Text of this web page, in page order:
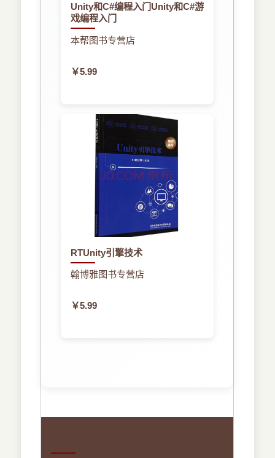
Unity和C#编程入门Unity和C#游
戏编程入门
本帮图书专营店
￥5.99
RTUnity引擎技术
翰博雅图书专营店
￥5.99